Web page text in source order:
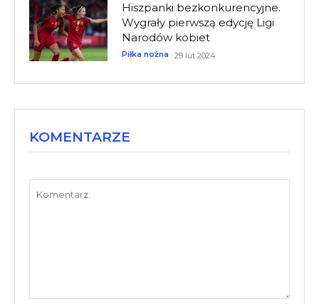
Hiszpanki bezkonkurencyjne.
Wygrały pierwszą edycję Ligi
Narodów kobiet
Piłka nożna 29 lut 2024
KOMENTARZE